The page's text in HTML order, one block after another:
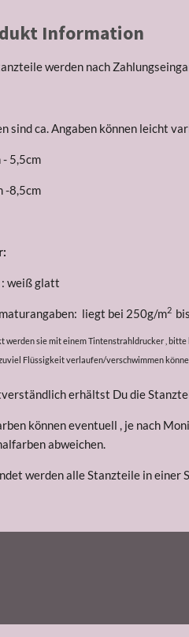
Information
werden nach
sind ca. Angaben können leicht
- 5,5cm
-8,5cm
: weiß glatt
liegt bei 250g/m2
werden sie mit einem Tintenstrahldrucker ,
Flüssigkeit verlaufen/verschwimmen
erhältst Du die
können eventuell , je nach
abweichen.
werden alle Stanzteile in einer